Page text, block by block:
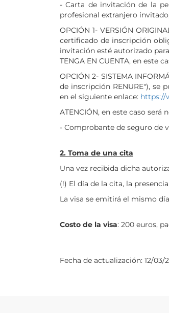
- Carta de invitación de la
profesional extranjero
OPCIÓN 1- VERSIÓN
certificado de inscripción
invitación esté autorizado
TENGA EN CUENTA, en este
OPCIÓN 2- SISTEMA
de inscripción RENURE"), se
en el siguiente enlace: https://
ATENCIÓN, en este caso
- Comprobante de seguro de
2. Toma de una cita
Una vez recibida dicha
(!) El día de la cita, la
La visa se emitirá el mismo
Costo de la visa: 200 euros,
Fecha de actualización: 12/03/